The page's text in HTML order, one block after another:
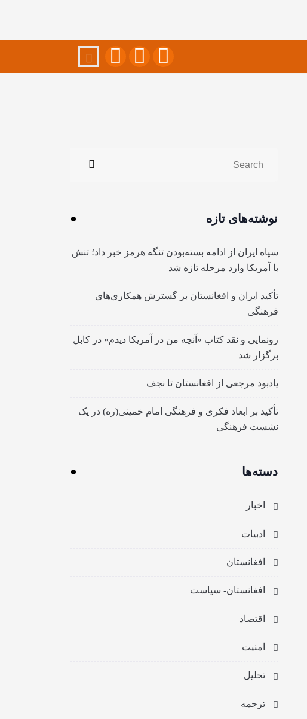
نوشته‌های تازه
سپاه ایران از ادامه بسته‌بودن تنگه هرمز خبر داد؛ تنش
با آمریکا وارد مرحله تازه شد
تأکید ایران و افغانستان بر گسترش همکاری‌های
فرهنگی
رونمایی و نقد کتاب «آنچه من در آمریکا دیدم» در کابل
برگزار شد
یادبود مرجعی از افغانستان تا نجف
تأکید بر ابعاد فکری و فرهنگی امام خمینی(ره) در یک
نشست فرهنگی
دسته‌ها
اخبار
ادبیات
افغانستان
افغانستان- سیاست
اقتصاد
امنیت
تحلیل
ترجمه